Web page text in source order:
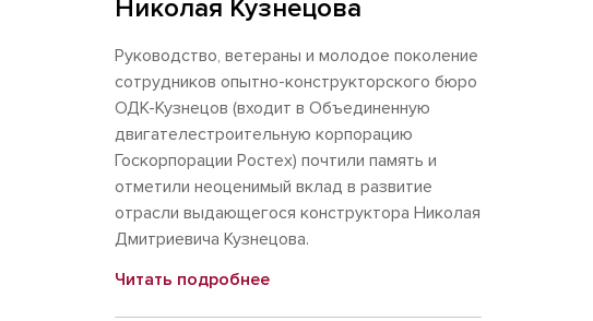
Николая Кузнецова
Руководство, ветераны и молодое поколение
сотрудников опытно-конструкторского бюро
ОДК-Кузнецов (входит в Объединенную
двигателестроительную корпорацию
Госкорпорации Ростех) почтили память и
отметили неоценимый вклад в развитие
отрасли выдающегося конструктора Николая
Дмитриевича Кузнецова.
Читать подробнее